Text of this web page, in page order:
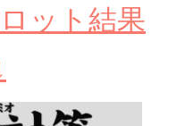
ット結果